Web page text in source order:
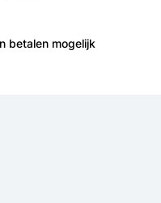
betalen mogelijk